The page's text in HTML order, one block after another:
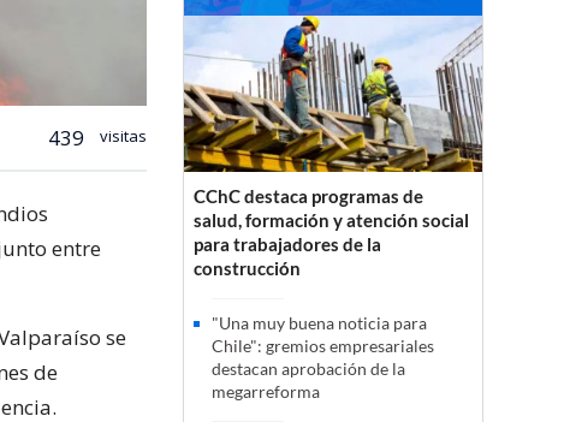
439 visitas
entre
se
de
CChC destaca programas de
salud, formación y atención social
para trabajadores de la
construcción
"Una muy buena noticia para
Chile": gremios empresariales
destacan aprobación de la
megarreforma